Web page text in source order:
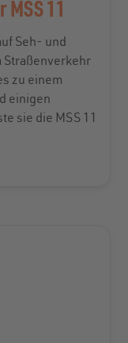
11
Seh- und
Straßenverkehr
zu einem
einigen
sie die MSS 11